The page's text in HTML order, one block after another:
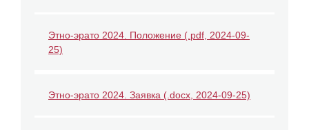
Этно-эрато 2024. Положение (.pdf, 2024-09-
25)
Этно-эрато 2024. Заявка (.docx, 2024-09-25)